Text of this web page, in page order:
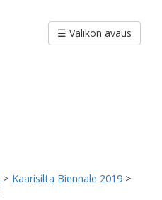
☰ Valikon avaus
> Kaarisilta Biennale 2019 >